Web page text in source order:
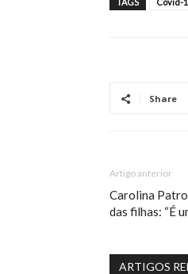
Share
Artigo anterior
Carolina
das filhas: “É
ARTIGOS